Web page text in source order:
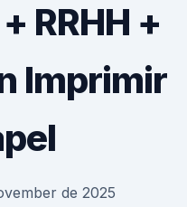
RRHH +
Imprimir
de 2025